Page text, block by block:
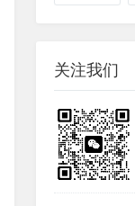
关注我们